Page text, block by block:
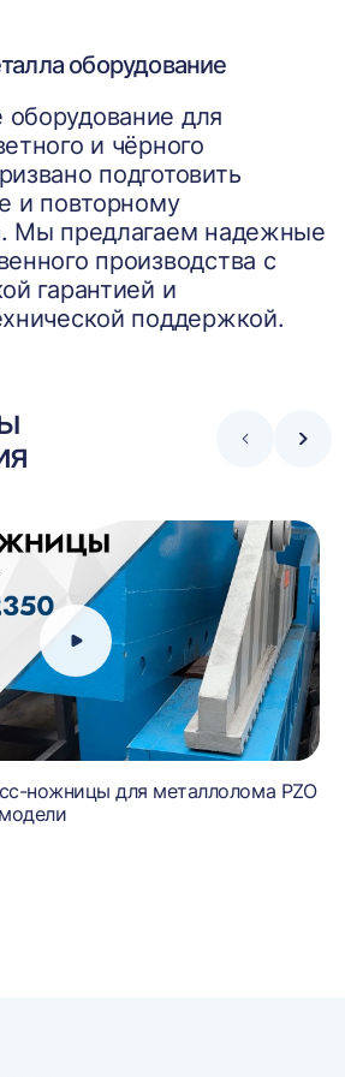
оборудование
для
и чёрного
подготовить
и повторному
Мы предлагаем надежные
производства с
гарантией и
поддержкой.
Стрелка
ножницы для металлолома PZO